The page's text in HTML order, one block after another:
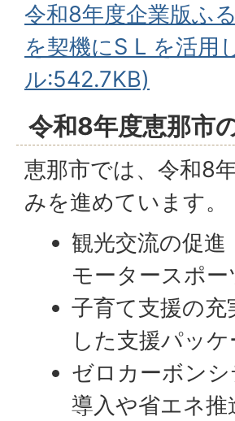
令和8年度企業版ふ
を契機にS L を活⽤
ル:542.7KB)
令和8年度恵那市
恵那市では、令和8
みを進めています。
観光交流の促
モータースポ
子育て支援の
した支援パッケ
ゼロカーボン
導入や省エネ